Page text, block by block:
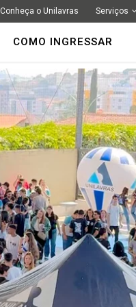
Conheça o Unilavras Serviços
COMO INGRESSAR